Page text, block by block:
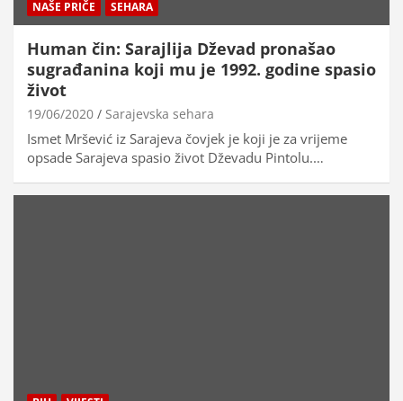
NAŠE PRIČE SEHARA
Human čin: Sarajlija Dževad pronašao
sugrađanina koji mu je 1992. godine spasio
život
19/06/2020 Sarajevska sehara
Ismet Mršević iz Sarajeva čovjek je koji je za vrijeme
opsade Sarajeva spasio život Dževadu Pintolu.…